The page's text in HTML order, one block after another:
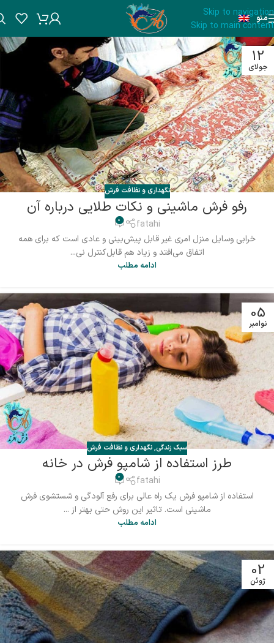
Skip to navigation
Skip to main content
منو
12
جولای
نگهداری و نظافت فرش
رفو فرش ماشینی و نکات طلایی درباره آن
fatahi
0
خرابی وسایل منزل امری غیر قابل پیش‌بینی و عادی است که برای همه
اتفاق می‌افتد و زیاد هم قابل‌کنترل نی...
ادامه مطلب
05
نوامبر
سبک زندگی,نگهداری و نظافت فرش
طرز استفاده از شامپو فرش در خانه
fatahi
0
استفاده از شامپو فرش یک راه عالی برای رفع آلودگی و شستشوی فرش
ماشینی است. تاثیر این روش حتی بهتر از ...
ادامه مطلب
02
ژوئن